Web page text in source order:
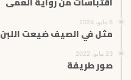
6 مايو، 2024
مثل في الصيف ضيعت
23 مايو، 2022
صور طريفة